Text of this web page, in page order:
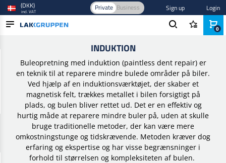
BLOG
BRANDS
NEW IN
(DKK)
incl. VAT Private Business Sign up Login
INDUKTION
Buleopretning med induktion (paintless dent repair) er
en teknik til at reparere mindre bulede områder på biler.
Ved hjælp af en induktionsværktøjet, der skaber et
magnetisk felt, trækkes metallet i bilen forsigtigt på
plads, og bulen bliver rettet ud. Det er en effektiv og
hurtig måde at reparere mindre buler på, uden at skulle
bruge traditionelle metoder, der kan være mere
omkostningstunge og tidskrævende. Metoden kræver dog
erfaring og ekspertise og har visse begrænsninger i
forhold til størrelsen og kompleksiteten af bulen.
0